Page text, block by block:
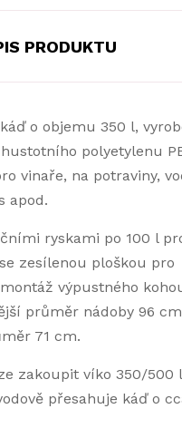
PRODUKTU
o objemu 350 l,
polyetylenu
vinaře, na potraviny,
apod.
ryskami po 100 l
zesílenou ploškou pro
výpustného
průměr nádoby 96
71 cm.
zakoupit víko 350/500
přesahuje káď o